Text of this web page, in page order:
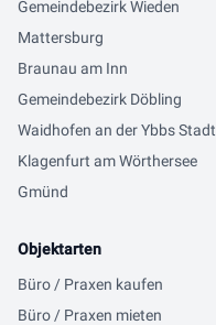
Gemeindebezirk Wieden
Mattersburg
Braunau am Inn
Gemeindebezirk Döbling
Waidhofen an der Ybbs Stadt
Klagenfurt am Wörthersee
Gmünd
Objektarten
Büro / Praxen kaufen
Büro / Praxen mieten